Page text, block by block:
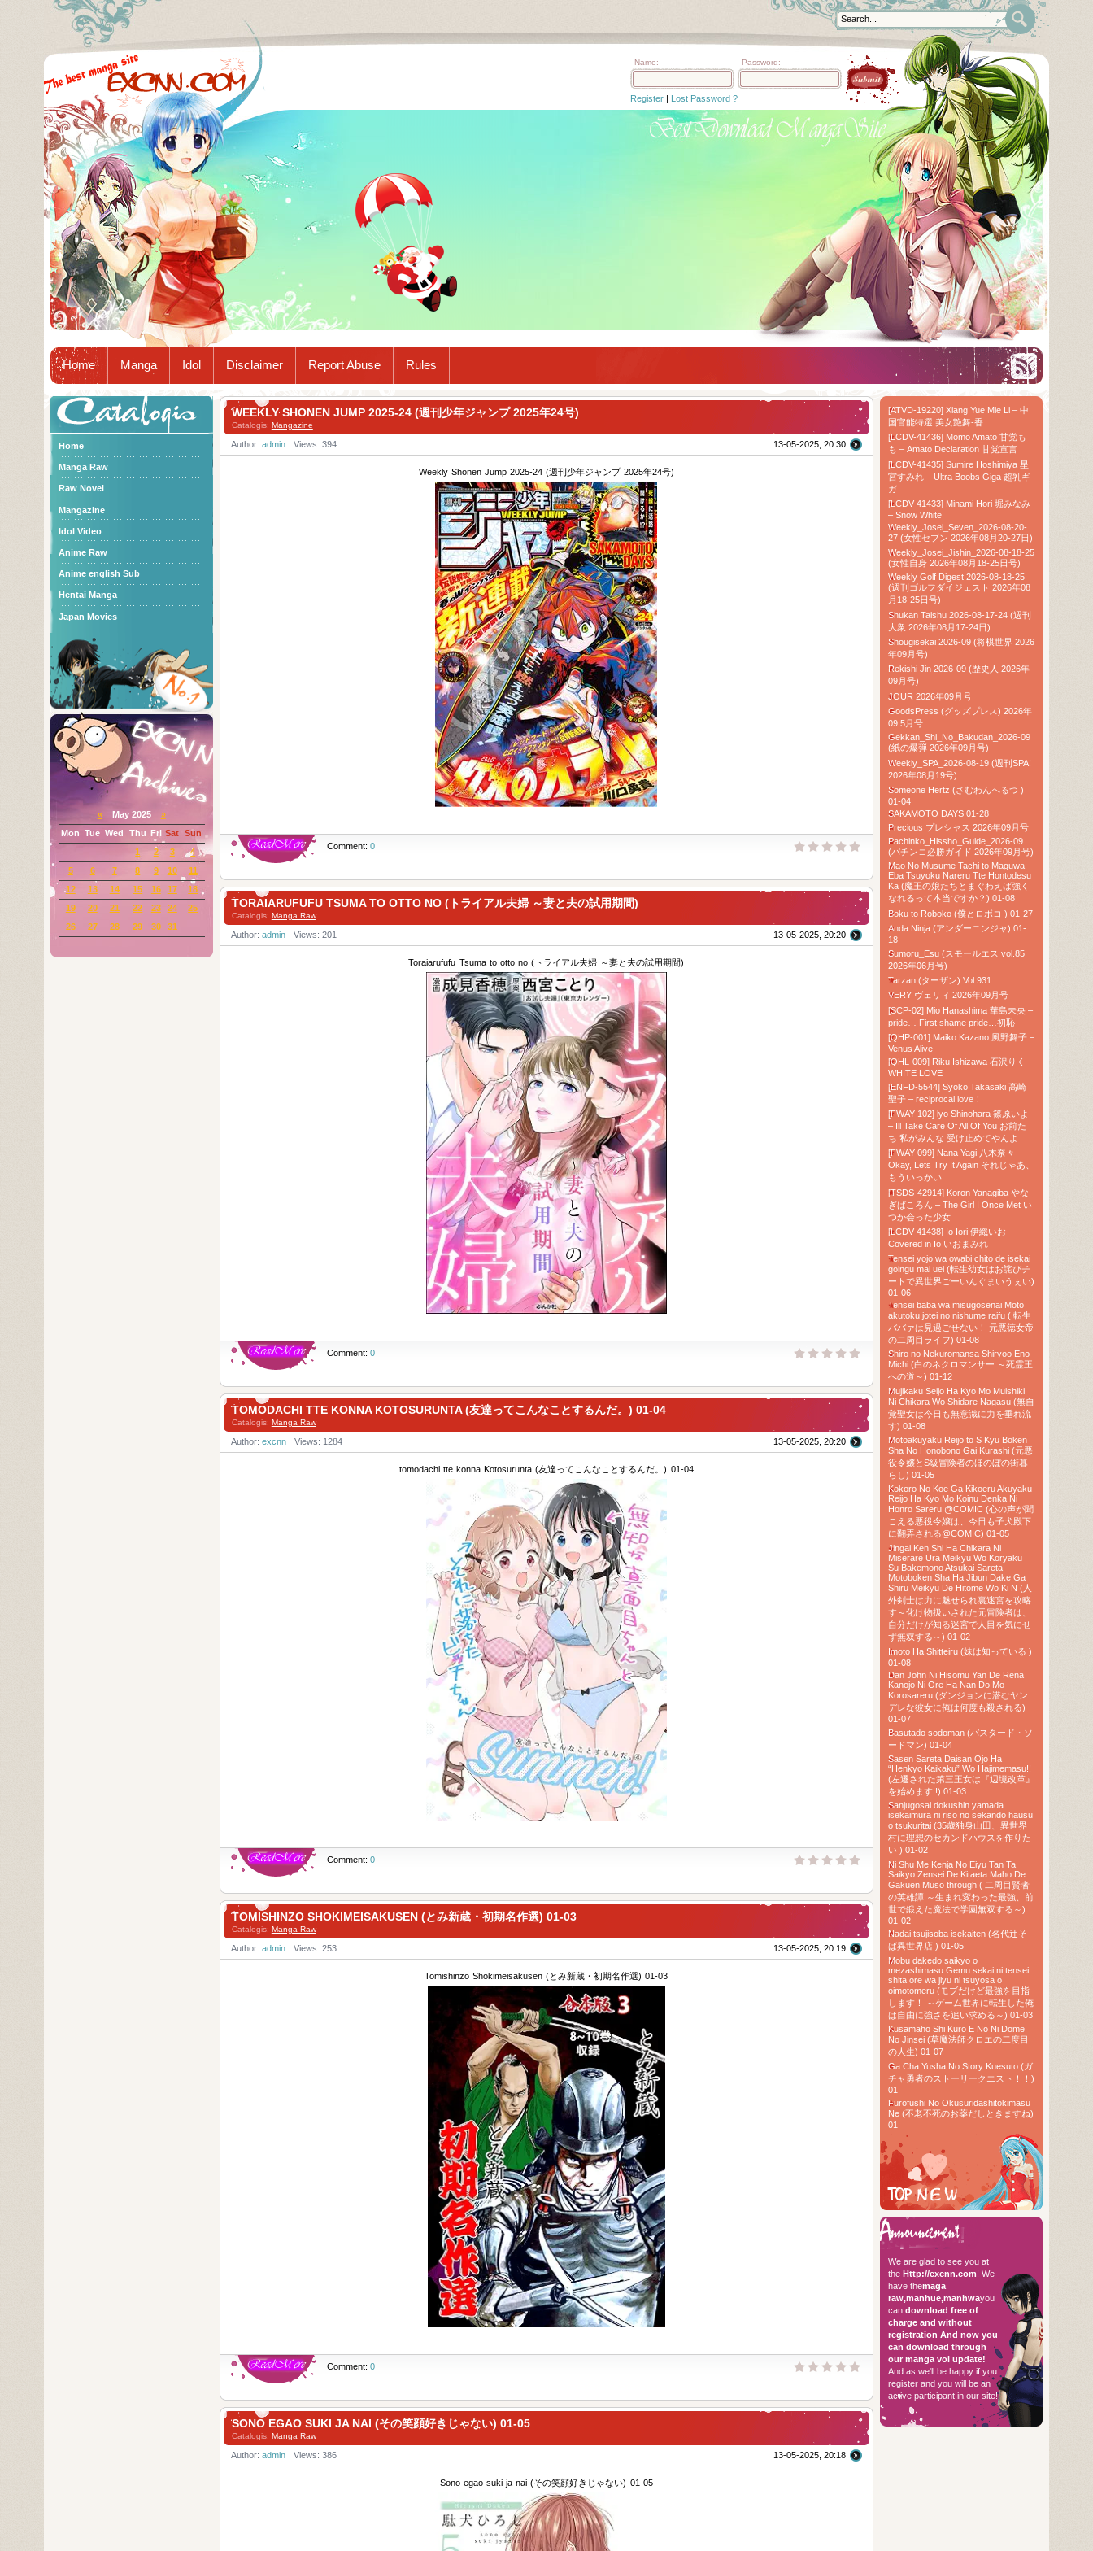
Excnn.com - Manga raw download...
Name: Password:
Register | Lost Password ?
Home Manga Idol Disclaimer Report Abuse Rules
WEEKLY SHONEN JUMP 2025-24 (週刊少年ジャンプ 2025年24号)
Catalogis: Mangazine
13-05-2025, 20:30
Author: admin Views: 394
Weekly Shonen Jump 2025-24 (週刊少年ジャンプ 2025年24号)
Comment: 0
TORAIARUFUFU TSUMA TO OTTO NO (トライアル夫婦 ～妻と夫の試用期間)
Catalogis: Manga Raw
13-05-2025, 20:20
Author: admin Views: 201
Toraiarufufu Tsuma to otto no (トライアル夫婦 ～妻と夫の試用期間)
Comment: 0
TOMODACHI TTE KONNA KOTOSURUNTA (友達ってこんなことするんだ。) 01-04
Catalogis: Manga Raw
13-05-2025, 20:20
Author: excnn Views: 1284
tomodachi tte konna Kotosurunta (友達ってこんなことするんだ。) 01-04
Comment: 0
TOMISHINZO SHOKIMEISAKUSEN (とみ新蔵・初期名作選) 01-03
Catalogis: Manga Raw
13-05-2025, 20:19
Author: admin Views: 253
Tomishinzo Shokimeisakusen (とみ新蔵・初期名作選) 01-03
Comment: 0
SONO EGAO SUKI JA NAI (その笑顔好きじゃない) 01-05
Catalogis: Manga Raw
13-05-2025, 20:18
Author: admin Views: 386
Sono egao suki ja nai (その笑顔好きじゃない) 01-05
[ATVD-19220] Xiang Yue Mie Li – 中
国官能特選 美女艶舞-香
[LCDV-41436] Momo Amato 甘党も
も – Amato Declaration 甘党宣言
[LCDV-41435] Sumire Hoshimiya 星
宮すみれ – Ultra Boobs Giga 超乳ギ
ガ
[LCDV-41433] Minami Hori 堀みなみ
– Snow White
Weekly_Josei_Seven_2026-08-20-
27 (女性セブン 2026年08月20-27日)
Weekly_Josei_Jishin_2026-08-18-25
(女性自身 2026年08月18-25日号)
Weekly Golf Digest 2026-08-18-25
(週刊ゴルフダイジェスト 2026年08
月18-25日号)
Shukan Taishu 2026-08-17-24 (週刊
大衆 2026年08月17-24日)
Shougisekai 2026-09 (将棋世界 2026
年09月号)
Rekishi Jin 2026-09 (歴史人 2026年
09月号)
JOUR 2026年09月号
GoodsPress (グッズプレス) 2026年
09.5月号
Gekkan_Shi_No_Bakudan_2026-09
(紙の爆弾 2026年09月号)
Weekly_SPA_2026-08-19 (週刊SPA!
2026年08月19号)
Someone Hertz (さむわんへるつ )
01-04
SAKAMOTO DAYS 01-28
Precious プレシャス 2026年09月号
Pachinko_Hissho_Guide_2026-09
(パチンコ必勝ガイド 2026年09月号)
Mao No Musume Tachi to Maguwa
Eba Tsuyoku Nareru Tte Hontodesu
Ka (魔王の娘たちとまぐわえば強く
なれるって本当ですか？) 01-08
Boku to Roboko (僕とロボコ ) 01-27
Anda Ninja (アンダーニンジャ) 01-
18
Sumoru_Esu (スモールエス vol.85
2026年06月号)
Tarzan (ターザン) Vol.931
VERY ヴェリィ 2026年09月号
[SCP-02] Mio Hanashima 華島未央 –
pride… First shame pride…初恥
[QHP-001] Maiko Kazano 風野舞子 –
Venus Alive
[QHL-009] Riku Ishizawa 石沢りく –
WHITE LOVE
[ENFD-5544] Syoko Takasaki 高崎
聖子 – reciprocal love！
[FWAY-102] lyo Shinohara 篠原いよ
– Ill Take Care Of All Of You お前た
ち 私がみんな 受け止めてやんよ
[FWAY-099] Nana Yagi 八木奈々 –
Okay, Lets Try It Again それじゃあ、
もういっかい
[TSDS-42914] Koron Yanagiba やな
ぎばころん – The Girl I Once Met い
つか会った少女
[LCDV-41438] Io Iori 伊織いお –
Covered in Io いおまみれ
Tensei yojo wa owabi chito de isekai
goingu mai uei (転生幼女はお詫びチ
ートで異世界ごーいんぐまいうぇい)
01-06
Tensei baba wa misugosenai Moto
akutoku jotei no nishume raifu ( 転生
ババァは見過ごせない！ 元悪徳女帝
の二周目ライフ) 01-08
Shiro no Nekuromansa Shiryoo Eno
Michi (白のネクロマンサー ～死霊王
への道～) 01-12
Mujikaku Seijo Ha Kyo Mo Muishiki
Ni Chikara Wo Shidare Nagasu (無自
覚聖女は今日も無意識に力を垂れ流
す) 01-08
Motoakuyaku Reijo to S Kyu Boken
Sha No Honobono Gai Kurashi (元悪
役令嬢とS級冒険者のほのぼの街暮
らし) 01-05
Kokoro No Koe Ga Kikoeru Akuyaku
Reijo Ha Kyo Mo Koinu Denka Ni
Honro Sareru @COMIC (心の声が聞
こえる悪役令嬢は、今日も子犬殿下
に翻弄される@COMIC) 01-05
Jingai Ken Shi Ha Chikara Ni
Miserare Ura Meikyu Wo Koryaku
Su Bakemono Atsukai Sareta
Motoboken Sha Ha Jibun Dake Ga
Shiru Meikyu De Hitome Wo Ki N (人
外剣士は力に魅せられ裏迷宮を攻略
す～化け物扱いされた元冒険者は、
自分だけが知る迷宮で人目を気にせ
ず無双する～) 01-02
Imoto Ha Shitteiru (妹は知っている )
01-08
Dan John Ni Hisomu Yan De Rena
Kanojo Ni Ore Ha Nan Do Mo
Korosareru (ダンジョンに潜むヤン
デレな彼女に俺は何度も殺される)
01-07
Basutado sodoman (バスタード・ソ
ードマン) 01-04
Sasen Sareta Daisan Ojo Ha
“Henkyo Kaikaku” Wo Hajimemasu!!
(左遷された第三王女は『辺境改革』
を始めます!!) 01-03
Sanjugosai dokushin yamada
isekaimura ni riso no sekando hausu
o tsukuritai (35歳独身山田、異世界
村に理想のセカンドハウスを作りた
い ) 01-02
Ni Shu Me Kenja No Eiyu Tan Ta
Saikyo Zensei De Kitaeta Maho De
Gakuen Muso through ( 二周目賢者
の英雄譚 ～生まれ変わった最強、前
世で鍛えた魔法で学園無双する～)
01-02
Nadai tsujisoba isekaiten (名代辻そ
ば異世界店 ) 01-05
Mobu dakedo saikyo o
mezashimasu Gemu sekai ni tensei
shita ore wa jiyu ni tsuyosa o
oimotomeru (モブだけど最強を目指
します！ ～ゲーム世界に転生した俺
は自由に強さを追い求める～) 01-03
Kusamaho Shi Kuro E No Ni Dome
No Jinsei (草魔法師クロエの二度目
の人生) 01-07
Ga Cha Yusha No Story Kuesuto (ガ
チャ勇者のストーリークエスト！！)
01
Furofushi No Okusuridashitokimasu
Ne (不老不死のお薬だしときますね)
01
We are glad to see you at
theHttp://excnn.com! We
have themaga
raw,manhue,manhwayou
candownload free of
charge and without
registration And now you
can download through
our manga vol update!
And as we'll be happy if you
register and you will be an
active participant in our site!
Catalogis
Home
Manga Raw
Raw Novel
Mangazine
Idol Video
Anime Raw
Anime english Sub
Hentai Manga
Japan Movies
«May 2025 »
Mon
Tue Wed Thu Fri Sat Sun
1
2 3
4
5
6 7 8 9 10
11
12
13 14 15 16 17
18
19
20 21 22 23 24
25
26
27 28 29 30 31